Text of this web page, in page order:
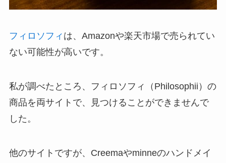
フィロソフィ は、Amazonや楽天市場で売られてい
ない可能性が高いです。
私が調べたところ、フィロソフィ（Philosophii）の
商品を両サイトで、見つけることができませんで
した。
他のサイトですが、Creemaやminneのハンドメイ